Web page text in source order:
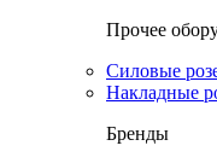
Прочее
Силовые
Накладные
Бренды